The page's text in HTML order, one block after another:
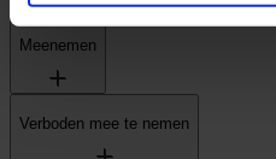
Meenemen
Verboden mee te nemen